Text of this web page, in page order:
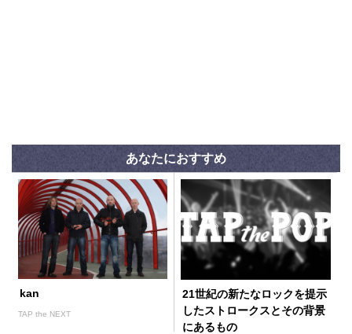
あなたにおすすめ
kan
TAP the NEXT
21世紀の新たなロックを提示
したストロークスとその背景
にあるもの